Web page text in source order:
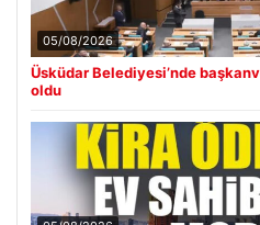
05/08/2026
Üsküdar Belediyesi’nde
oldu